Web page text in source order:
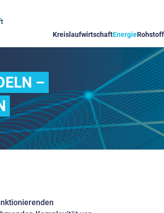
KreislaufwirtschaftEnergie
–